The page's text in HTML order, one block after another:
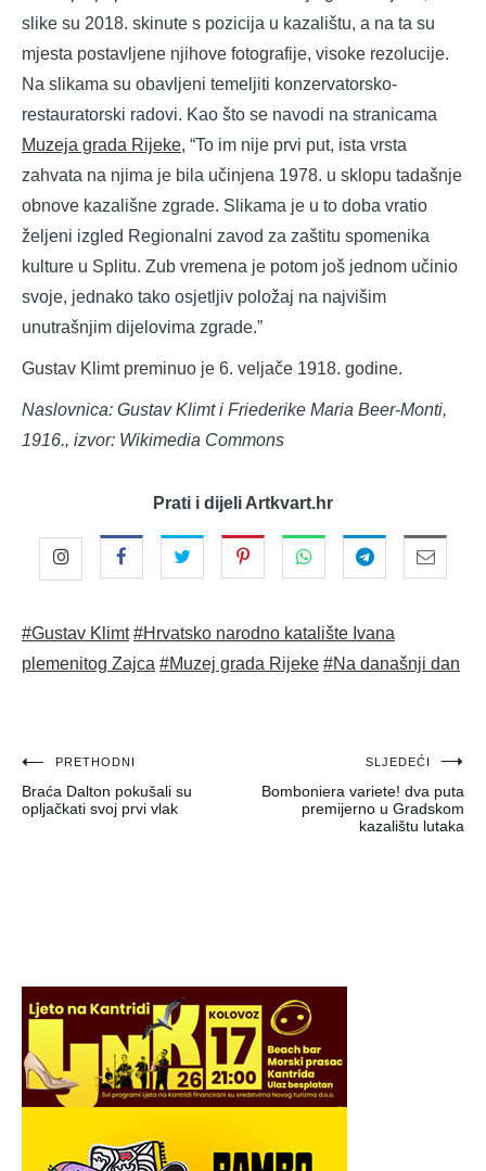
slike su 2018. skinute s pozicija u kazalištu, a na ta su
mjesta postavljene njihove fotografije, visoke rezolucije.
Na slikama su obavljeni temeljiti konzervatorsko-
restauratorski radovi. Kao što se navodi na stranicama
Muzeja grada Rijeke, “To im nije prvi put, ista vrsta
zahvata na njima je bila učinjena 1978. u sklopu tadašnje
obnove kazališne zgrade. Slikama je u to doba vratio
željeni izgled Regionalni zavod za zaštitu spomenika
kulture u Splitu. Zub vremena je potom još jednom učinio
svoje, jednako tako osjetljiv položaj na najvišim
unutrašnjim dijelovima zgrade.”
Gustav Klimt preminuo je 6. veljače 1918. godine.
Naslovnica: Gustav Klimt i Friederike Maria Beer-Monti,
1916., izvor: Wikimedia Commons
Prati i dijeli Artkvart.hr
#Gustav Klimt #Hrvatsko narodno katalište Ivana
plemenitog Zajca #Muzej grada Rijeke #Na današnji dan
Navigacija
objava
PRETHODNI
Braća Dalton pokušali su
opljačkati svoj prvi vlak
SLJEDEĆI
Bomboniera variete! dva puta
premijerno u Gradskom
kazalištu lutaka